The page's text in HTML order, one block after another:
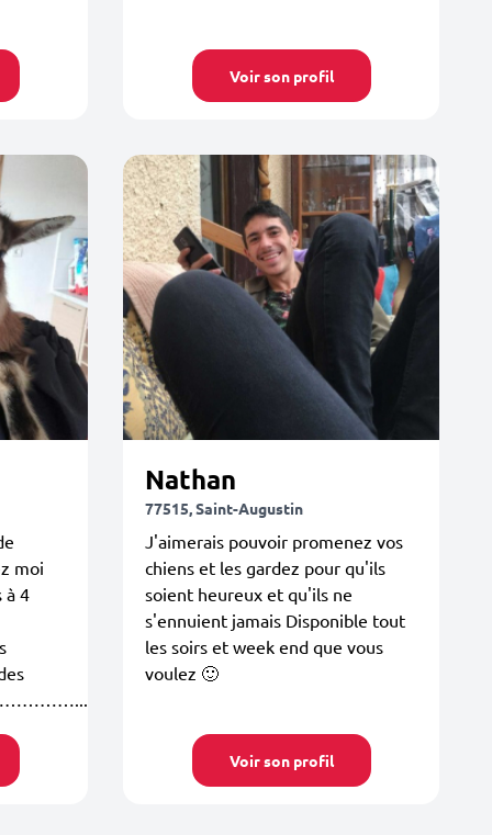
Voir son profil
moi
à 4
Nathan
77515, Saint-Augustin
J'aimerais pouvoir promenez vos
chiens et les gardez pour qu'ils
soient heureux et qu'ils ne
s'ennuient jamais Disponible tout
les soirs et week end que vous
voulez 🙂
Voir son profil